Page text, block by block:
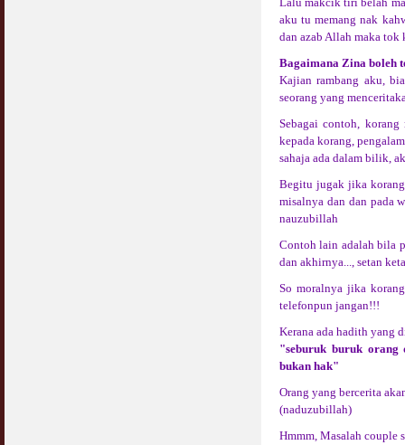
aku tu memang nak
dan azab Allah maka tok
Bagaimana Zina boleh
Kajian rambang aku,
seorang yang
Sebagai contoh,
kepada korang,
sahaja ada dalam bilik,
Begitu jugak jika
misalnya dan dan pada
nauzubillah
Contoh lain adalah bila
dan akhirnya..., setan
So moralnya jika
telefonpun jangan!!!
Kerana ada hadith yang
"seburuk buruk orang
bukan hak"
Orang yang bercerita
(naduzubillah)
Hmmm, Masalah couple